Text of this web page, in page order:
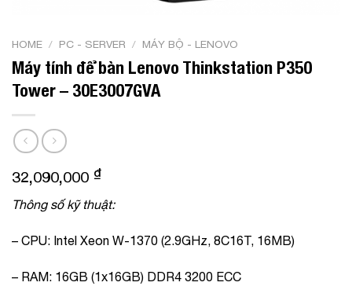
HOME / PC - SERVER / MÁY BỘ - LENOVO
Máy tính để bàn Lenovo Thinkstation P350
Tower – 30E3007GVA
32,090,000 ₫
Thông số kỹ thuật:
– CPU: Intel Xeon W-1370 (2.9GHz, 8C16T, 16MB)
– RAM: 16GB (1x16GB) DDR4 3200 ECC